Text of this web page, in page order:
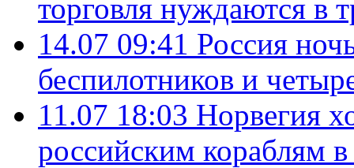
торговля нуждаются в
14.07 09:41 Россия
беспилотников и
11.07 18:03 Норвегия
российским кораблям